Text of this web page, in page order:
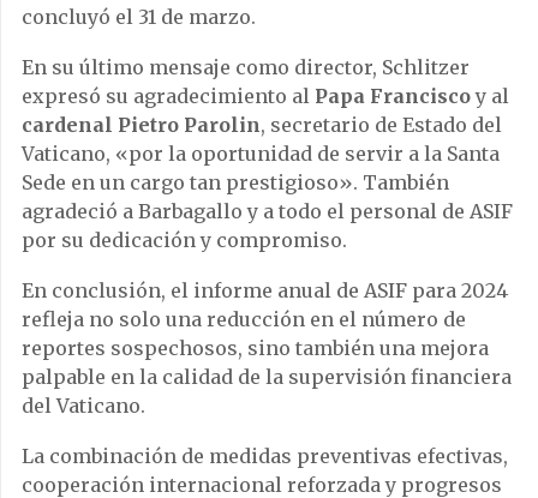
concluyó el 31 de marzo.
En su último mensaje como director, Schlitzer
expresó su agradecimiento al Papa Franciscoy al
cardenal Pietro Parolin, secretario de Estado del
Vaticano, «por la oportunidad de servir a la Santa
Sede en un cargo tan prestigioso». También
agradeció a Barbagallo y a todo el personal de ASIF
por su dedicación y compromiso.
En conclusión, el informe anual de ASIF para 2024
refleja no solo una reducción en el número de
reportes sospechosos, sino también una mejora
palpable en la calidad de la supervisión financiera
del Vaticano.
La combinación de medidas preventivas efectivas,
cooperación internacional reforzada y progresos